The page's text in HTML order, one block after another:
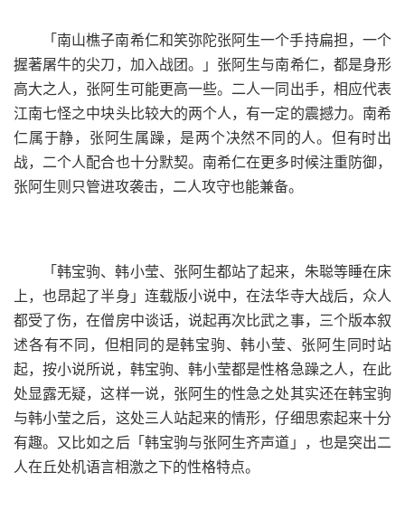
「南山樵子南希仁和笑弥陀张阿生一个手持扁担，一个
握著屠牛的尖刀，加入战团。」张阿生与南希仁，都是身形
高大之人，张阿生可能更高一些。二人一同出手，相应代表
江南七怪之中块头比较大的两个人，有一定的震撼力。南希
仁属于静，张阿生属躁，是两个决然不同的人。但有时出
战，二个人配合也十分默契。南希仁在更多时候注重防御，
张阿生则只管进攻袭击，二人攻守也能兼备。
「韩宝驹、韩小莹、张阿生都站了起来，朱聪等睡在床
上，也昂起了半身」连载版小说中，在法华寺大战后，众人
都受了伤，在僧房中谈话，说起再次比武之事，三个版本叙
述各有不同，但相同的是韩宝驹、韩小莹、张阿生同时站
起，按小说所说，韩宝驹、韩小莹都是性格急躁之人，在此
处显露无疑，这样一说，张阿生的性急之处其实还在韩宝驹
与韩小莹之后，这处三人站起来的情形，仔细思索起来十分
有趣。又比如之后「韩宝驹与张阿生齐声道」，也是突出二
人在丘处机语言相激之下的性格特点。